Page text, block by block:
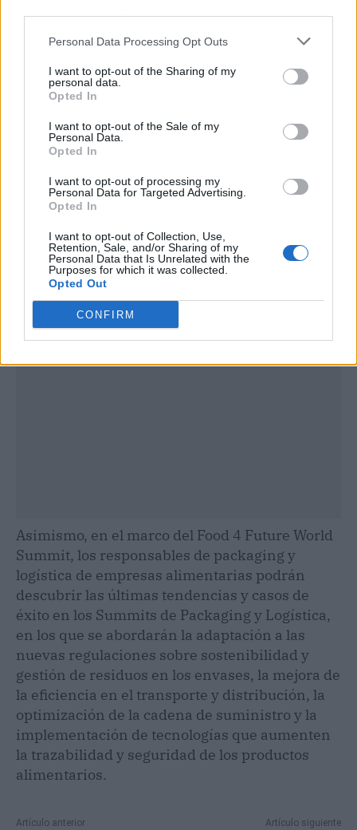
Personal Data Processing Opt Outs
I want to opt-out of the Sharing of my
personal data.
Opted In
I want to opt-out of the Sale of my
Personal Data.
Opted In
I want to opt-out of processing my
Personal Data for Targeted Advertising.
Opted In
I want to opt-out of Collection, Use,
Retention, Sale, and/or Sharing of my
Personal Data that Is Unrelated with the
Purposes for which it was collected.
Opted Out
CONFIRM
Asimismo, en el marco del Food 4 Future World
Summit, los responsables de packaging y
logística de empresas alimentarias podrán
descubrir las últimas tendencias y casos de
éxito en los Summits de Packaging y Logística,
en los que se abordarán la adaptación a las
nuevas regulaciones sobre sostenibilidad y
gestión de residuos en los envases, la mejora de
la eficiencia en el transporte y distribución, la
optimización de la cadena de suministro y la
implementación de tecnologías que aumenten
la trazabilidad y seguridad de los productos
alimentarios.
Artículo anterior Artículo siguiente